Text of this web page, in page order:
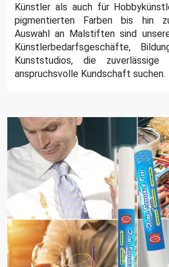
Künstler als auch für
pigmentierten Farben bis hin
Auswahl an Malstiften sind
Künstlerbedarfsgeschäfte,
Kunststudios, die
anspruchsvolle Kundschaft suchen.